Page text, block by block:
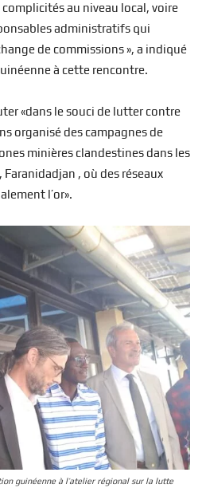
au niveau local, voire
administratifs qui
de commissions », a indiqué
à cette rencontre.
«dans le souci de lutter contre
organisé des campagnes de
minières clandestines dans les
, où des réseaux
l’or».
guinéenne à l’atelier régional sur la lutte